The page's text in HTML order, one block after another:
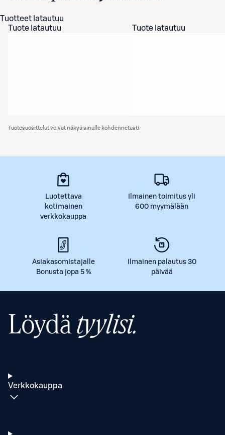
Tuotteet latautuu
Tuote latautuu
Tuote latautuu
Tuotesuosittelut voivat näkyä sinulle kohdennetusti
Luotettava
kotimainen
verkkokauppa
Ilmainen toimitus yli
600 myymälään
Asiakasomistajalle
Bonusta jopa 5 %
Ilmainen palautus 30
päivää
Löydätyylisi.
Verkkokauppa